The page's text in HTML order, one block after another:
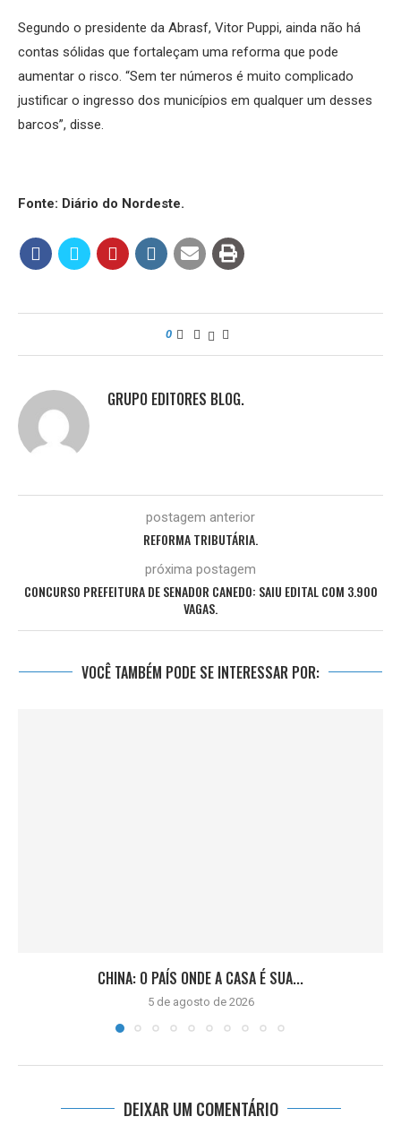
Segundo o presidente da Abrasf, Vitor Puppi, ainda não há
contas sólidas que fortaleçam uma reforma que pode
aumentar o risco. “Sem ter números é muito complicado
justificar o ingresso dos municípios em qualquer um desses
barcos”, disse.
Fonte: Diário do Nordeste.
0
GRUPO EDITORES BLOG.
postagem anterior
REFORMA TRIBUTÁRIA.
próxima postagem
CONCURSO PREFEITURA DE SENADOR CANEDO: SAIU EDITAL COM 3.900
VAGAS.
VOCÊ TAMBÉM PODE SE INTERESSAR POR:
CHINA: O PAÍS ONDE A CASA É SUA...
5 de agosto de 2026
DEIXAR UM COMENTÁRIO